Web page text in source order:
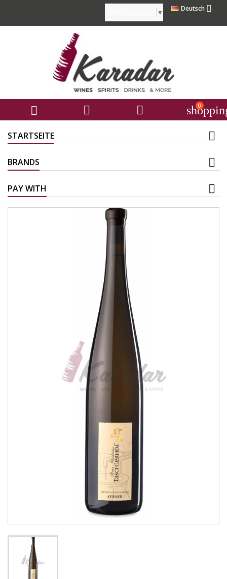
Deutsch 
▼
   0
STARTSEITE
BRANDS
PAY WITH